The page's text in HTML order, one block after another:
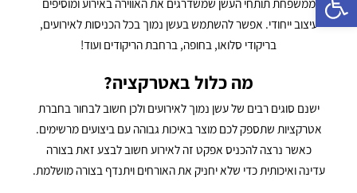
עיצוב ייחודי. אפשר להשתמש בעשן נמוך בכל הכניסות לאירועים,
בריקודי סלואו, בחופה, ברחבת הריקודים ועוד!
מה כלול באטרקציה?
ישנם סוגים רבים של עשן נמוך לאירועים ולכן חשוב לבחור בחברת
אטרקציות שתספק לכם מוצר באיכות גבוהה עם ביצועים מרשימים.
כאשר נרצה להכניס אפקט זה לאירוע חשוב לבצע זאת בצורה
עדינה ואיכותית כדי שלא יחניק את האורחים ויתנדף בצורה מושלמת.